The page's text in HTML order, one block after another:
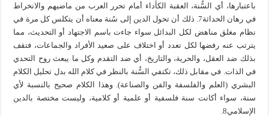
باعتبارها، أي السُّنة، العقبة الكأداء أمام تحرر العرب من ماضيهم والانخراط
في رهان الحداثة7. ذلك أن تحول الدين إلى سُنة معناه أن يتكلس كل مرة في
نظام مغلق مناهض لكل البدائل سواء جاءت باسم الاجتهاد أو التحديث، مما
يترتب عنه رفضها لكل تعدد أو اختلاف على صعيد الأفراد والجماعات، فتقف
بذلك ضد العقل، والحرية، والتاريخ، أي ضد التقدم وكل ما يبعث روح التحدي
في الذات. في مقابل ذلك، تكتفي السُّنة بالنظر في كلام الله بدل تحليل الكلام
البشري (العلم والفلسفة والفن والصناعة). وهذا الكلام صحيح بالنسبة لأي
سنة، سواء أكانت سنة فلسفية أو علمية أو كلامية، وليست مختصة بالدين
الإسلامي8.